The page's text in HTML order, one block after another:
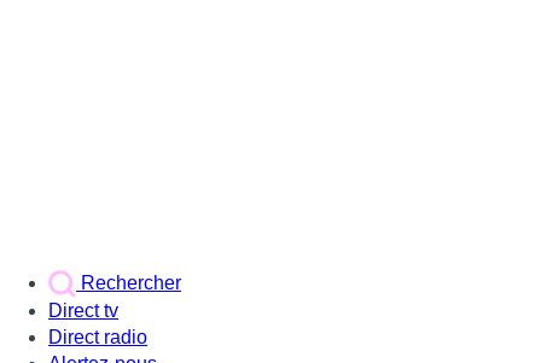
Rechercher
Direct tv
Direct radio